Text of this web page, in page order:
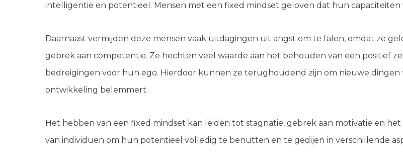
intelligentie en potentieel. Mensen met een fixed mindset geloven dat hun capaciteiten
Daarnaast vermijden deze mensen vaak uitdagingen uit angst om te falen, omdat ze
gebrek aan competentie. Ze hechten veel waarde aan het behouden van een positief
bedreigingen voor hun ego. Hierdoor kunnen ze terughoudend zijn om nieuwe dingen
ontwikkeling belemmert.
Het hebben van een fixed mindset kan leiden tot stagnatie, gebrek aan motivatie en
van individuen om hun potentieel volledig te benutten en te gedijen in verschillende